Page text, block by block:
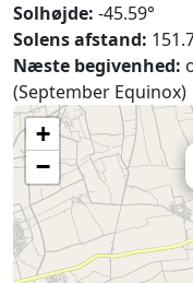
Solhøjde: -45.59°
Solens afstand:
Næste begivenhed:
(September Equinox)
+
−